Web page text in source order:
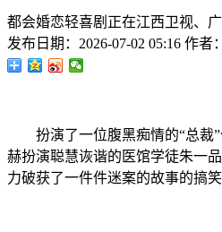
都会婚恋轻喜剧正在江西卫视、
发布日期： 2026-07-02 05:16 作者：
扮演了一位腹黑痴情的“总裁”
赫扮演聪慧诙谐的医馆学徒朱一
力破获了一件件迷案的故事的搞